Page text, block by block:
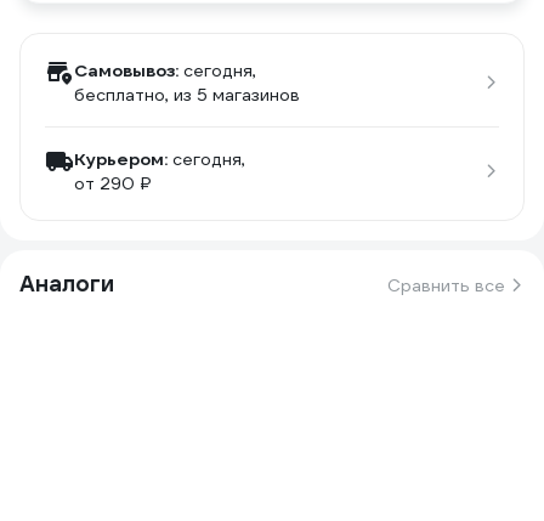
Самовывоз: сегодня,
бесплатно, из 5 магазинов
Курьером: сегодня,
от 290 ₽
Аналоги Сравнить все